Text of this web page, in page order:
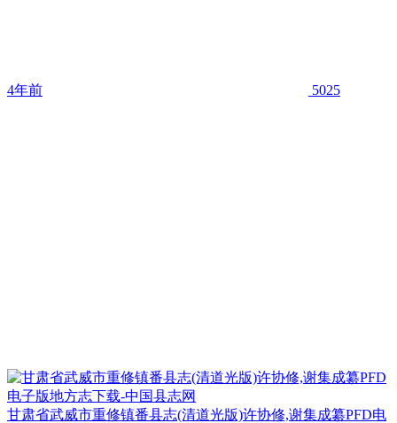
4年前 5025
甘肃省武威市重修镇番县志(清道光版)许协修,谢集成纂PFD电